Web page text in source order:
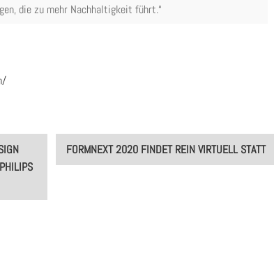
die zu mehr Nachhaltigkeit führt.“
FORMNEXT 2020 FINDET REIN VIRTUELL STATT